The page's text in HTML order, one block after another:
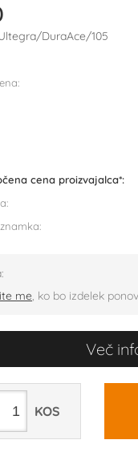
DuraAce/105
cena proizvajalca*:
me, ko bo izdelek
Več
KOS